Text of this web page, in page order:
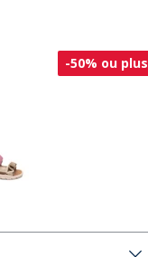
-50% ou plus